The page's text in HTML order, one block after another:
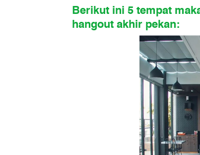
Berikut ini 5 tempat
hangout akhir pekan: